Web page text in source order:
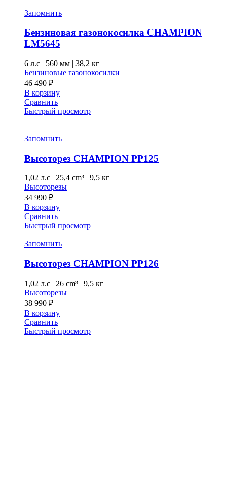
Запомнить
Бензиновая газонокосилка CHAMPION
LM5645
6 л.с | 560 мм | 38,2 кг
Бензиновые газонокосилки
46 490 ₽
В корзину
Сравнить
Быстрый просмотр
Запомнить
Высоторез CHAMPION PP125
1,02 л.с | 25,4 cm³ | 9,5 кг
Высоторезы
34 990 ₽
В корзину
Сравнить
Быстрый просмотр
Запомнить
Высоторез CHAMPION PP126
1,02 л.с | 26 cm³ | 9,5 кг
Высоторезы
38 990 ₽
В корзину
Сравнить
Быстрый просмотр